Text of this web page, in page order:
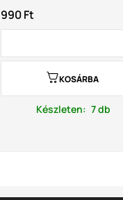
kábelek...
990 Ft
KOSÁRBA
Készleten: 7 db